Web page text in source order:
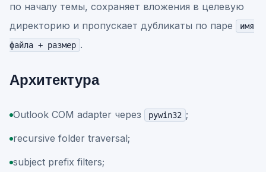
по началу темы, сохраняет вложения в целевую
директорию и пропускает дубликаты по паре
имя
файла + размер .
Архитектура
Outlook COM adapter через pywin32 ;
recursive folder traversal;
subject prefix filters;